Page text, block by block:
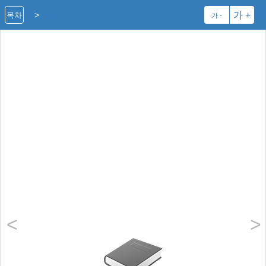
> 가 - 가 +
목차
< >